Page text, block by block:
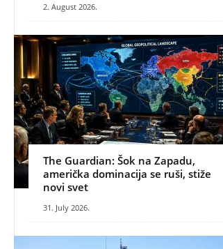
2. August 2026.
The Guardian: Šok na Zapadu,
američka dominacija se ruši, stiže
novi svet
31. July 2026.